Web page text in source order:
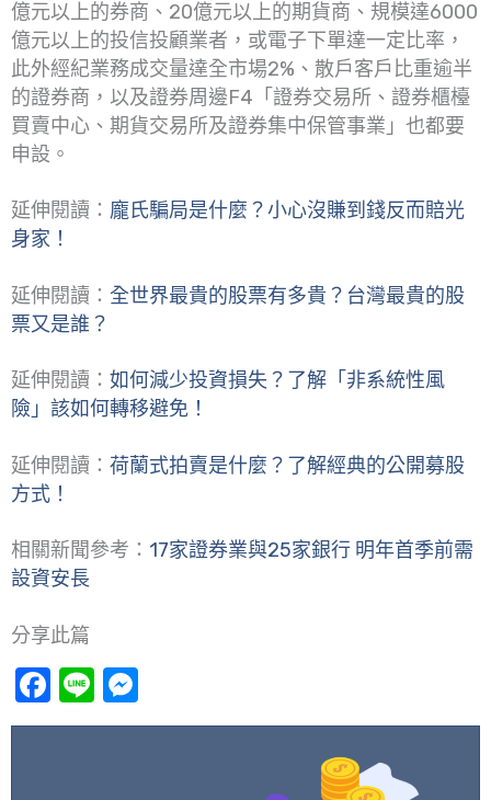
億元以上的券商、20億元以上的期貨商、規模達6000
億元以上的投信投顧業者，或電子下單達一定比率，
此外經紀業務成交量達全市場2%、散戶客戶比重逾半
的證券商，以及證券周邊F4「證券交易所、證券櫃檯
買賣中心、期貨交易所及證券集中保管事業」也都要
申設。
延伸閱讀： 龐氏騙局是什麼？小心沒賺到錢反而賠光
身家！
延伸閱讀： 全世界最貴的股票有多貴？台灣最貴的股
票又是誰？
延伸閱讀： 如何減少投資損失？了解「非系統性風
險」該如何轉移避免！
延伸閱讀： 荷蘭式拍賣是什麼？了解經典的公開募股
方式！
相關新聞參考： 17家證券業與25家銀行 明年首季前需
設資安長
分享此篇
Facebook
Line